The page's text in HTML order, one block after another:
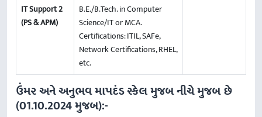
IT Support 2
(PS & APM)
B.E./B.Tech. in Computer
Science/IT or MCA.
Certifications: ITIL, SAFe,
Network Certifications, RHEL,
etc.
ઉંમર અને અનુભવ માપદંડ સ્કેલ મુજબ નીચે મુજબ છે
(01.10.2024 મુજબ):-